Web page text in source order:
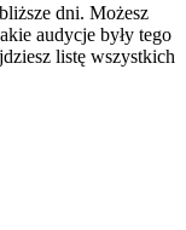
dni. Możesz
audycje były tego
listę wszystkich